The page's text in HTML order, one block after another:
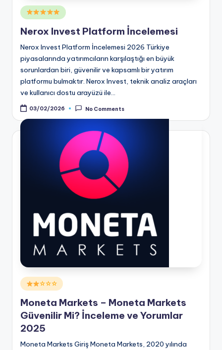
Posted
in
Nerox Invest Platform İncelemesi
Nerox Invest Platform İncelemesi 2026 Türkiye
piyasalarında yatırımcıların karşılaştığı en büyük
sorunlardan biri, güvenilir ve kapsamlı bir yatırım
platformu bulmaktır. Nerox Invest, teknik analiz araçları
ve kullanıcı dostu arayüzü ile…
03/02/2026 No Comments
Posted
in
☆☆☆
Moneta Markets – Moneta Markets
Güvenilir Mi? İnceleme ve Yorumlar
2025
Moneta Markets Giriş Moneta Markets, 2020 yılında